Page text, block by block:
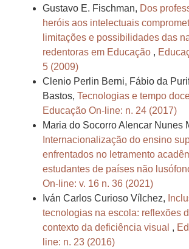
Gustavo E. Fischman, Dos
heróis aos intelectuais
limitações e possibilidades das
redentoras em Educação ,
5 (2009)
Clenio Perlin Berni, Fábio da
Bastos, Tecnologias e tempo
Educação On-line: n. 24 (2017)
Maria do Socorro Alencar Nunes
Internacionalização do ensino
enfrentados no letramento
estudantes de países não
On-line: v. 16 n. 36 (2021)
Iván Carlos Curioso Vílchez,
tecnologias na escola: reflexões
contexto da deficiência visual ,
line: n. 23 (2016)